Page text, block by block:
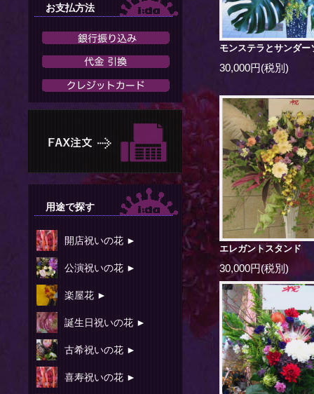
モンステラとサンダー
30,000円(税別)
エレガントスタンド
30,000円(税別)
お支払方法
用途で探す
開店祝いの花 ►
公演祝いの花 ►
楽屋花 ►
誕生日祝いの花 ►
古希祝いの花 ►
喜寿祝いの花 ►